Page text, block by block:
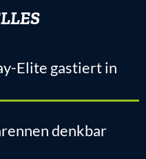
Elite gastiert in
denkbar